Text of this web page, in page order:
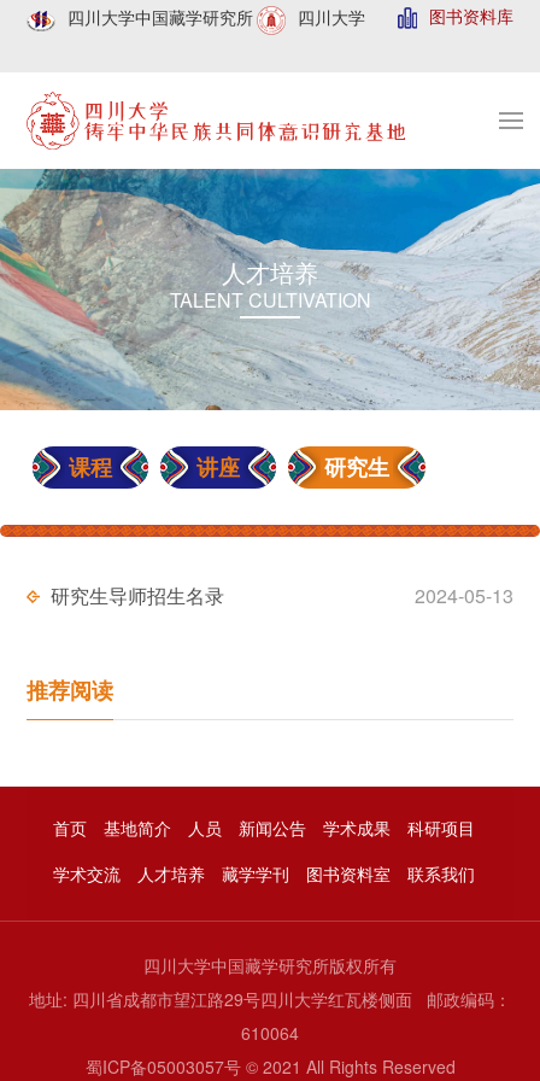
四川大学中国藏学研究所 四川大学 图书资料库
人才培养
TALENT CULTIVATION
课程 讲座 研究生
2024-05-13
研究生导师招生名录
推荐阅读
首页 基地简介 人员 新闻公告 学术成果
科研项目
学术交流
人才培养 藏学学刊 图书资料室 联系我们
四川大学中国藏学研究所版权所有
地址: 四川省成都市望江路29号四川大学红瓦楼侧面 邮政编码：
610064
蜀ICP备05003057号 © 2021 All Rights Reserved